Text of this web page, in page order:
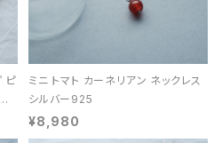
ピ
ミニ トマト カーネリアン ネックレス
シルバー925
¥8,980